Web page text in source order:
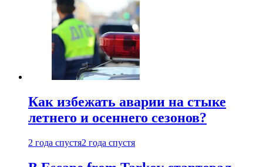
Как избежать аварии на стыке
летнего и осеннего сезонов?
2 года спустя2 года спустя